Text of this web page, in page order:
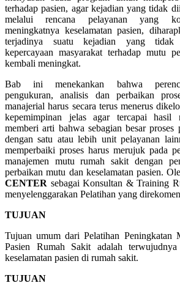
terhadap pasien, agar kejadian yang tidak
melalui rencana pelayanan yang
meningkatnya keselamatan pasien,
terjadinya suatu kejadian yang tidak
kepercayaan masyarakat terhadap mutu
kembali meningkat.
Bab ini menekankan bahwa
pengukuran, analisis dan perbaikan
manajerial harus secara terus menerus
kepemimpinan jelas agar tercapai hasil
memberi arti bahwa sebagian besar
dengan satu atau lebih unit pelayanan
memperbaiki proses harus merujuk pada
manajemen mutu rumah sakit dengan
perbaikan mutu dan keselamatan pasien.
CENTER sebagai Konsultan & Training
menyelenggarakan Pelatihan yang
TUJUAN
Tujuan umum dari Pelatihan Peningkatan
Pasien Rumah Sakit adalah
keselamatan pasien di rumah sakit.
TUJUAN